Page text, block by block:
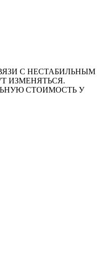
С НЕСТАБИЛЬНЫМ
ИЗМЕНЯТЬСЯ.
СТОИМОСТЬ У